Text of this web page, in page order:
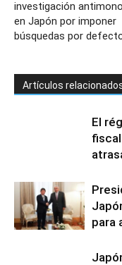
investigación
en Japón por imponer
búsquedas por
Artículos
El
para